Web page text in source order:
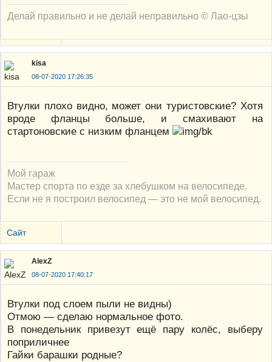
Делай правильно и не делай неправильно © Лао-цзы
kisa
08-07-2020 17:26:35
Втулки плохо видно, может они туристовские? Хотя
вроде фланцы больше, и смахивают на
стартоновские с низким фланцем
Мой гараж
Мастер спорта по езде за хлебушком на велосипеде.
Если не я построил велосипед — это не мой велосипед.
Сайт
AlexZ
08-07-2020 17:40:17
Втулки под слоем пыли не видны)
Отмою — сделаю нормальное фото.
В понедельник привезут ещё пару колёс, выберу
поприличнее
Гайки барашки родные?